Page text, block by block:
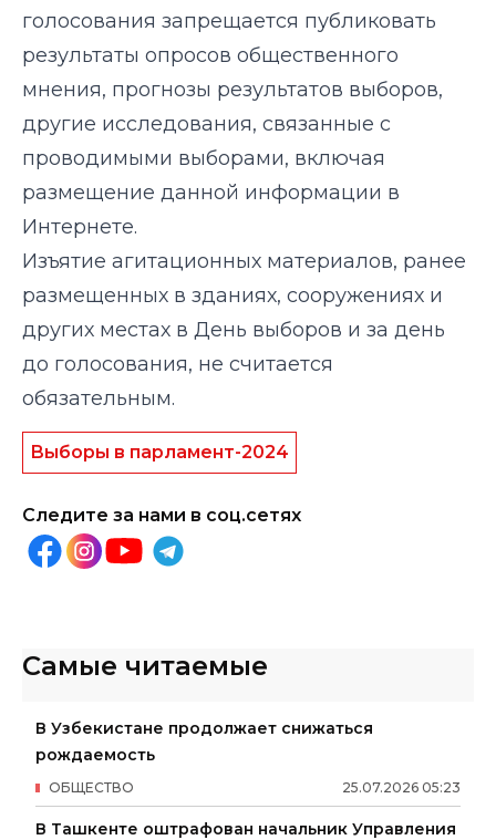
голосования запрещается публиковать
результаты опросов общественного
мнения, прогнозы результатов выборов,
другие исследования, связанные с
проводимыми выборами, включая
размещение данной информации в
Интернете.
Изъятие агитационных материалов, ранее
размещенных в зданиях, сооружениях и
других местах в День выборов и за день
до голосования, не считается
обязательным.
Выборы в парламент-2024
Следите за нами в соц.сетях
Самые читаемые
В Узбекистане продолжает снижаться
рождаемость
25.07.2026 05:23
ОБЩЕСТВО
В Ташкенте оштрафован начальник Управления